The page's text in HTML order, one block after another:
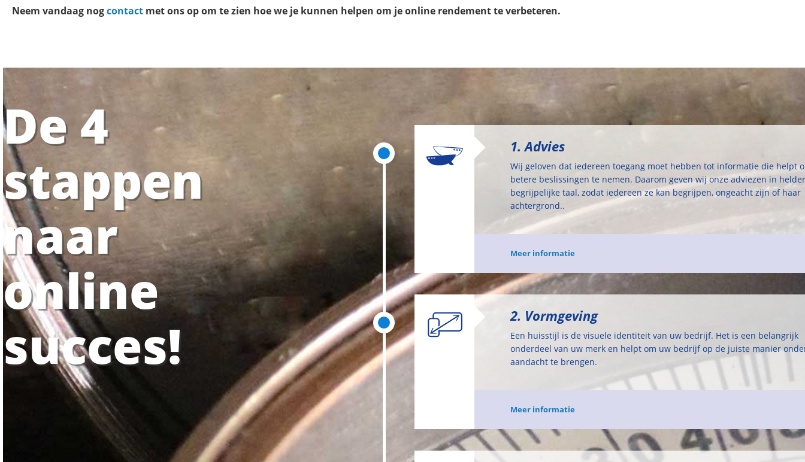
Neem vandaag nogcontact met ons op om te zien hoe we je kunnen helpen om je online rendement te verbeteren.
De 4
stappen
naar
online
succes!
1. Advies
Wij geloven dat iedereen toegang moet hebben tot informatie die helpt
betere beslissingen te nemen. Daarom geven wij onze adviezen in
begrijpelijke taal, zodat iedereen ze kan begrijpen, ongeacht zijn of haar
achtergrond..
Meer informatie
2. Vormgeving
Een huisstijl is de visuele identiteit van uw bedrijf. Het is een belangrijk
onderdeel van uw merk en helpt om uw bedrijf op de juiste manier
aandacht te brengen.
Meer informatie